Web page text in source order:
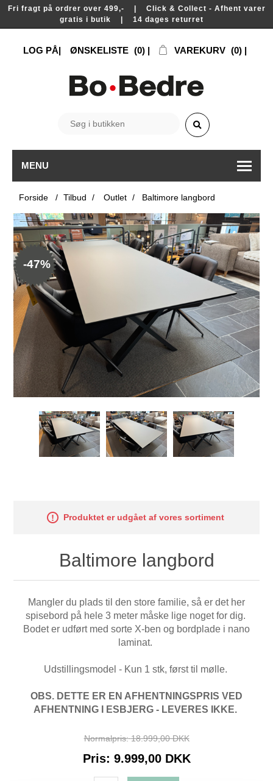
Fri fragt på ordrer over 499,- | Click & Collect - Afhent varer
gratis i butik | 14 dages returret
LOG PÅ ØNSKELISTE (0) VAREKURV (0)
MENU
Forside / Tilbud / Outlet / Baltimore langbord
-47%
Produktet er udgået af vores sortiment
Baltimore langbord
Mangler du plads til den store familie, så er det her
spisebord på hele 3 meter måske lige noget for dig.
Bodet er udført med sorte X-ben og bordplade i nano
laminat.
Udstillingsmodel - Kun 1 stk, først til mølle.
OBS. DETTE ER EN AFHENTNINGSPRIS VED
AFHENTNING I ESBJERG - LEVERES IKKE.
Normalpris: 18.999,00 DKK
Pris: 9.999,00 DKK